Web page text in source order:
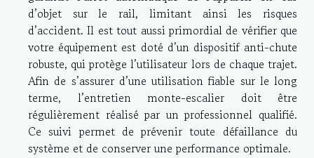
d’objet sur le rail, limitant ainsi les risques
d’accident. Il est tout aussi primordial de vérifier que
votre équipement est doté d’un dispositif anti-chute
robuste, qui protège l’utilisateur lors de chaque trajet.
Afin de s’assurer d’une utilisation fiable sur le long
terme, l’entretien monte-escalier doit être
régulièrement réalisé par un professionnel qualifié.
Ce suivi permet de prévenir toute défaillance du
système et de conserver une performance optimale.